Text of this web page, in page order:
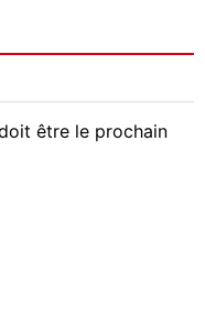
être le prochain